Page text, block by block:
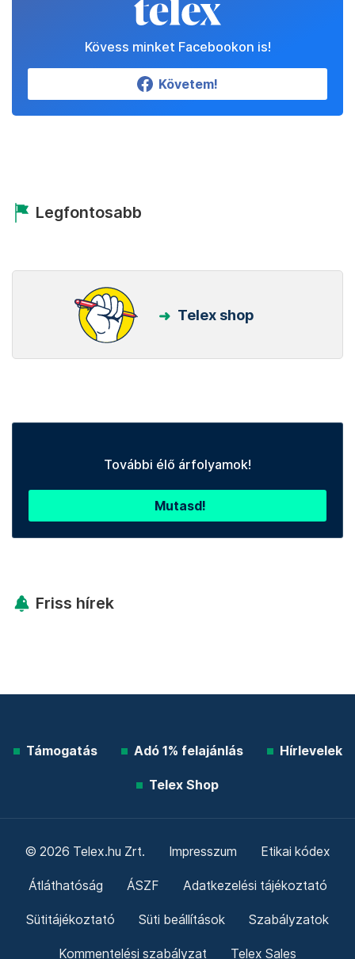
Kövess minket Facebookon is!
Követem!
Legfontosabb
Telex shop
További élő árfolyamok!
Mutasd!
Friss hírek
Támogatás Adó 1% felajánlás Hírlevelek
Telex Shop
© 2026 Telex.hu Zrt. Impresszum Etikai kódex
Átláthatóság ÁSZF Adatkezelési tájékoztató
Sütitájékoztató Süti beállítások Szabályzatok
Kommentelési szabályzat Telex Sales